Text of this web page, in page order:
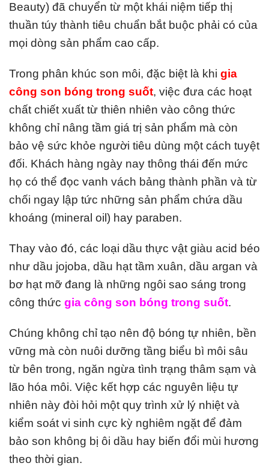
Beauty) đã chuyển từ một khái niệm tiếp thị
thuần túy thành tiêu chuẩn bắt buộc phải có của
mọi dòng sản phẩm cao cấp.
Trong phân khúc son môi, đặc biệt là khi gia
công son bóng trong suốt, việc đưa các hoạt
chất chiết xuất từ thiên nhiên vào công thức
không chỉ nâng tầm giá trị sản phẩm mà còn
bảo vệ sức khỏe người tiêu dùng một cách tuyệt
đối. Khách hàng ngày nay thông thái đến mức
họ có thể đọc vanh vách bảng thành phần và từ
chối ngay lập tức những sản phẩm chứa dầu
khoáng (mineral oil) hay paraben.
Thay vào đó, các loại dầu thực vật giàu acid béo
như dầu jojoba, dầu hạt tầm xuân, dầu argan và
bơ hạt mỡ đang là những ngôi sao sáng trong
công thức gia công son bóng trong suốt.
Chúng không chỉ tạo nên độ bóng tự nhiên, bền
vững mà còn nuôi dưỡng tầng biểu bì môi sâu
từ bên trong, ngăn ngừa tình trạng thâm sạm và
lão hóa môi. Việc kết hợp các nguyên liệu tự
nhiên này đòi hỏi một quy trình xử lý nhiệt và
kiểm soát vi sinh cực kỳ nghiêm ngặt để đảm
bảo son không bị ôi dầu hay biến đổi mùi hương
theo thời gian.